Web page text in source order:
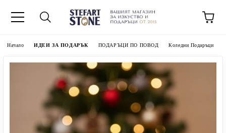
Начало ИДЕИ ЗА ПОДАРЪК ПОДАРЪЦИ ПО ПОВОД Коледни Подаръци